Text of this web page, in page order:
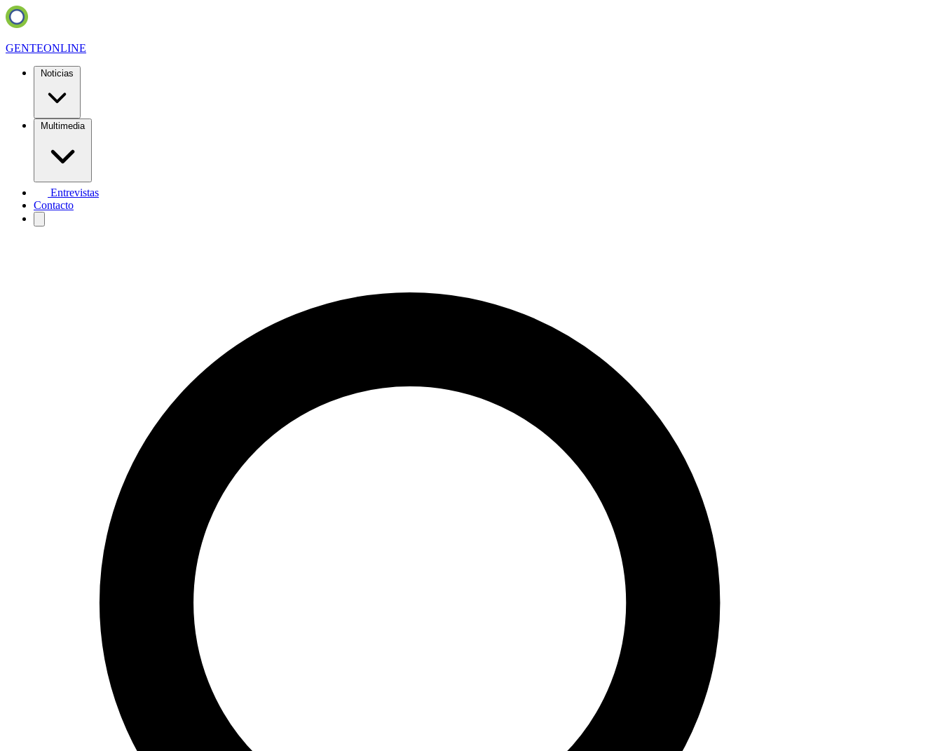
GENTEONLINE
Noticias
Multimedia
Entrevistas
Contacto